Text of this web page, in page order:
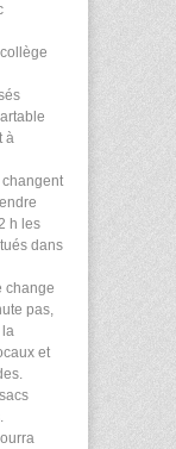
à
h les
dans
pas,
la
et